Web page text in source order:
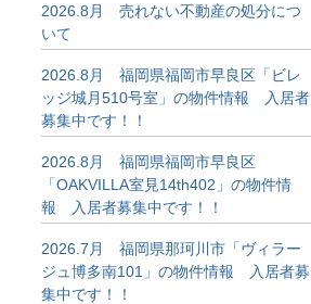
2026.8月 売れない不動産の処分につ
いて
2026.8月 福岡県福岡市早良区「ビレ
ッジ城月510号室」の物件情報 入居者
募集中です！！
2026.8月 福岡県福岡市早良区
「OAKVILLA室見14th402」の物件情
報 入居者募集中です！！
2026.7月 福岡県那珂川市「ヴィラー
ジュ博多南101」の物件情報 入居者募
集中です！！